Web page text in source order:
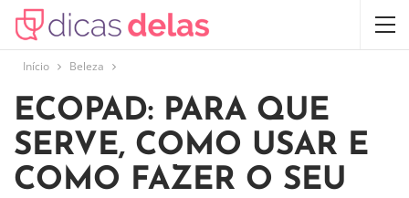
Início Beleza
ECOPAD: PARA QUE
SERVE, COMO USAR E
COMO FAZER O SEU